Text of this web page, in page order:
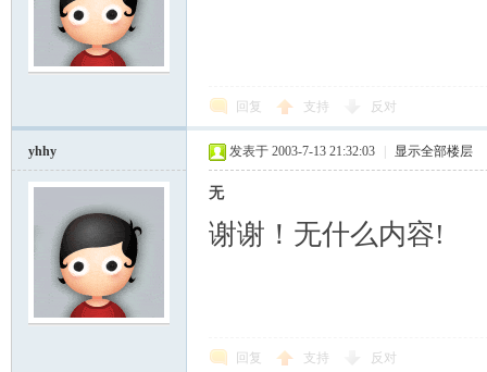
回复 支持 反对
yhhy 发表于 2003-7-13 21:32:03 显示全部楼层
无
谢谢！无什么内容!
回复 支持 反对